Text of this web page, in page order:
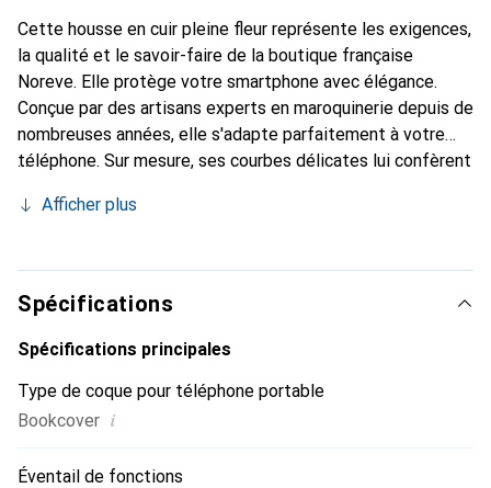
Cette housse en cuir pleine fleur représente les exigences,
la qualité et le savoir-faire de la boutique française
Noreve. Elle protège votre smartphone avec élégance.
Conçue par des artisans experts en maroquinerie depuis de
nombreuses années, elle s'adapte parfaitement à votre
téléphone. Sur mesure, ses courbes délicates lui confèrent
et indispensable pour votre smartphone. Reconnu
marque Noreve est un choix sûr pour une clientèle
exigeante.
Afficher plus
Spécifications
Spécifications principales
Type de coque pour téléphone portable
Bookcover i
Éventail de fonctions